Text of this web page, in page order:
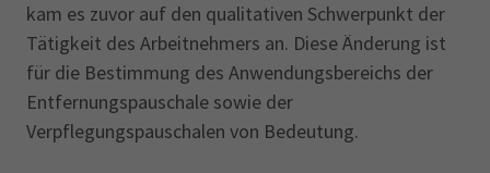
kam es zuvor auf den qualitativen Schwerpunkt der
Tätigkeit des Arbeitnehmers an. Diese Änderung ist
für die Bestimmung des Anwendungsbereichs der
Entfernungspauschale sowie der
Verpflegungspauschalen von Bedeutung.‎